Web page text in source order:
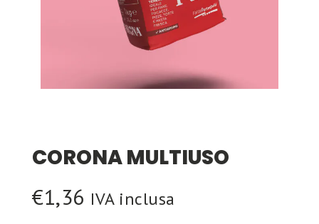
CORONA MULTIUSO
€1,36 IVA inclusa